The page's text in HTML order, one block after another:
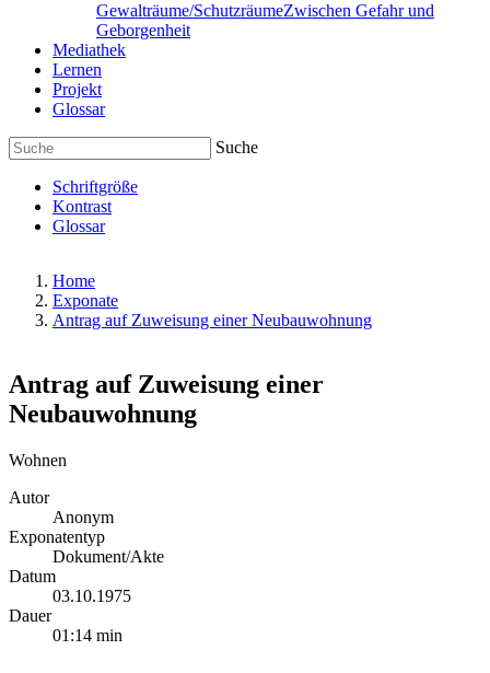
Gewalträume/SchutzräumeZwischen Gefahr und
Geborgenheit
Mediathek
Lernen
Projekt
Glossar
Suche
Schriftgröße
Kontrast
Glossar
Home
Exponate
Antrag auf Zuweisung einer Neubauwohnung
Antrag auf Zuweisung einer
Neubauwohnung
Wohnen
Autor
Anonym
Exponatentyp
Dokument/Akte
Datum
03.10.1975
Dauer
01:14 min